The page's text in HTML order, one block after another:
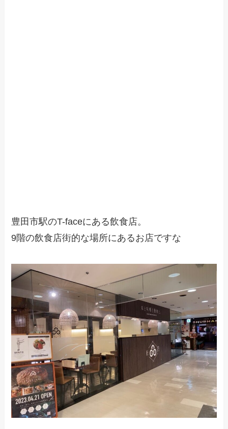
豊田市駅のT-faceにある飲食店。
9階の飲食店街的な場所にあるお店ですな